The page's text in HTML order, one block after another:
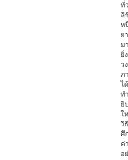
ทั่
ลิ
ห
ย
ม
ยิ่
ว
ภ
ไ
ท
ยิ
ใ
วิ
ศึ
ค่
อ